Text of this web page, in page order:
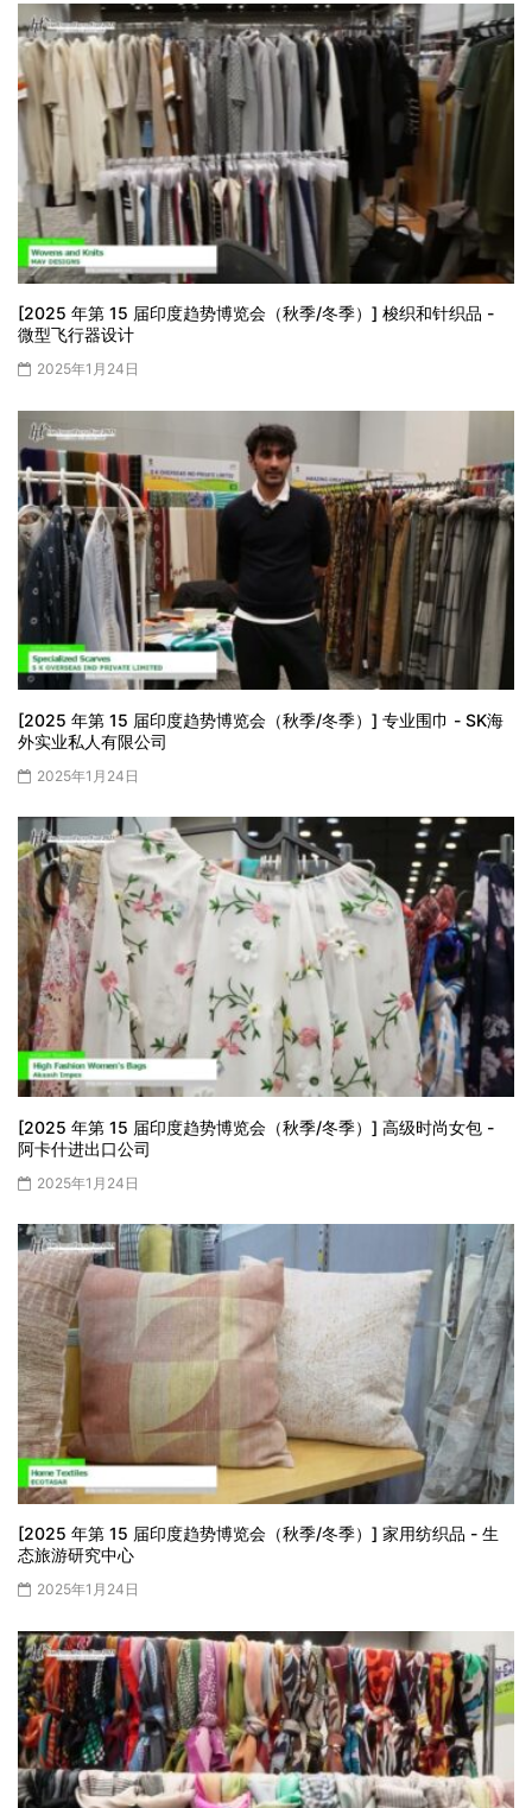
[2025 年第 15 届印度趋势博览会（秋季/冬季）] 梭织和针织品 -
微型飞行器设计
2025年1月24日
[2025 年第 15 届印度趋势博览会（秋季/冬季）] 专业围巾 - SK海
外实业私人有限公司
2025年1月24日
[2025 年第 15 届印度趋势博览会（秋季/冬季）] 高级时尚女包 -
阿卡什进出口公司
2025年1月24日
[2025 年第 15 届印度趋势博览会（秋季/冬季）] 家用纺织品 - 生
态旅游研究中心
2025年1月24日